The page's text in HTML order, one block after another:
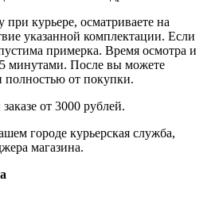
курьере, осматриваете на
указанной комплектации. Если
примерка. Время осмотра и
минутами. После вы можете
полностью от покупки.
от 3000 рублей.
городе курьерская служба,
магазина.